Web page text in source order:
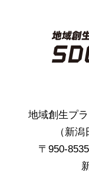
地域創生プ
（新
〒950-